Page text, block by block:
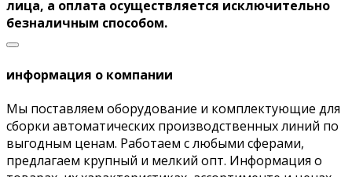
лица, а оплата осуществляется исключительно
безналичным способом.
информация о компании
Мы поставляем оборудование и комплектующие для
сборки автоматических производственных линий по
выгодным ценам. Работаем с любыми сферами,
предлагаем крупный и мелкий опт. Информация о